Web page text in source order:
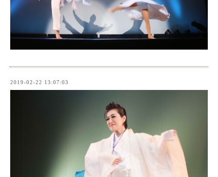
2019-02-22 13:07:03